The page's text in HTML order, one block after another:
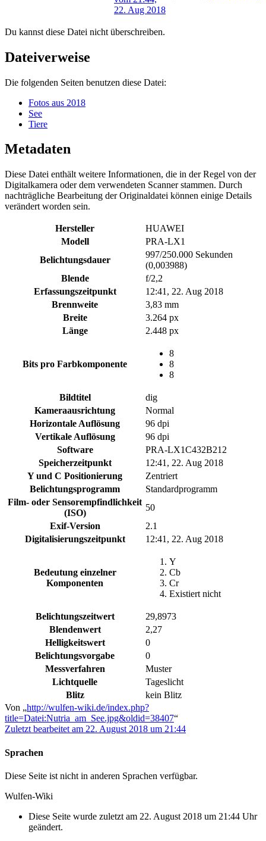
Du kannst diese Datei nicht überschreiben.
Dateiverweise
Die folgenden Seiten benutzen diese Datei:
Fotos aus 2018
See
Tiere
Metadaten
Diese Datei enthält weitere Informationen, die in der Regel von der
Digitalkamera oder dem verwendeten Scanner stammen. Durch
nachträgliche Bearbeitung der Originaldatei können einige Details
verändert worden sein.
Hersteller
HUAWEI
Modell
PRA-LX1
Belichtungsdauer
997/250.000 Sekunden
(0,003988)
Blende
f/2,2
Erfassungszeitpunkt
12:41, 22. Aug 2018
Brennweite
3,83 mm
Breite
3.264 px
Länge
2.448 px
Bits pro Farbkomponente
8
8
8
Bildtitel
dig
Kameraausrichtung
Normal
Horizontale Auflösung
96 dpi
Vertikale Auflösung
96 dpi
Software
PRA-LX1C432B212
Speicherzeitpunkt
12:41, 22. Aug 2018
Y und C Positionierung
Zentriert
Belichtungsprogramm
Standardprogramm
Film- oder Sensorempfindlichkeit
(ISO)
50
Exif-Version
2.1
Digitalisierungszeitpunkt
12:41, 22. Aug 2018
Bedeutung einzelner
Komponenten
Y
Cb
Cr
Existiert nicht
Belichtungszeitwert
29,8973
Blendenwert
2,27
Helligkeitswert
0
Belichtungsvorgabe
0
Messverfahren
Muster
Lichtquelle
Tageslicht
Blitz
kein Blitz
Von „http://wulfen-wiki.de/index.php?
title=Datei:Nutria_am_See.jpg&oldid=38407“
Zuletzt bearbeitet am 22. August 2018 um 21:44
Sprachen
Diese Seite ist nicht in anderen Sprachen verfügbar.
Wulfen-Wiki
Diese Seite wurde zuletzt am 22. August 2018 um 21:44 Uhr
geändert.